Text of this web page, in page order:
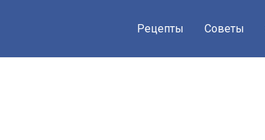
Рецепты Советы